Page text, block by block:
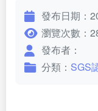
發布日期：
瀏覽次數：
發布者：
分類： SGS